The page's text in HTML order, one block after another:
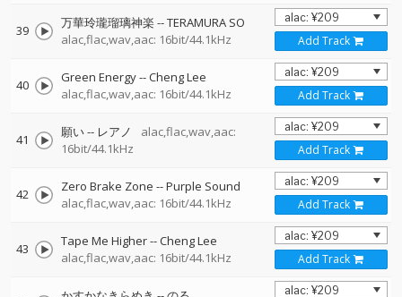
39 万華玲瓏瑠璃神楽 --TERAMURA SO
alac,flac,wav,aac: 16bit/44.1kHz
Add Track
40 Green Energy--Cheng Lee
alac,flac,wav,aac: 16bit/44.1kHz
Add Track
41 願い-- レアノ
alac,flac,wav,aac:
16bit/44.1kHz
Add Track
42 Zero Brake Zone --Purple Sound
alac,flac,wav,aac: 16bit/44.1kHz
Add Track
43 Tape Me Higher--Cheng Lee
alac,flac,wav,aac: 16bit/44.1kHz
Add Track